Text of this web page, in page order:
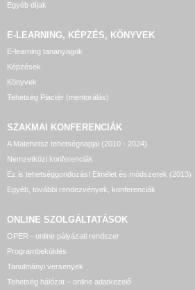
Egyéb díjak
E-LEARNING, KÉPZÉS, KÖNYVEK
E-learning tananyagok
Képzések
Könyvek
Tehetség Piactér (mentorálás)
SZAKMAI KONFERENCIÁK
A Matehetsz tehetségnapjai (2010 - 2024)
Nemzetközi konferenciák
Ez is tehetséggondozás! Elmélet és módszerek (2013)
Egyéb, további rendezvények, konferenciák
ONLINE SZOLGÁLTATÁSOK
OPER - online pályázati rendszer
Programbeküldés
Tanulmányi versenyek
Tehetség hálózat – online adatkezelő